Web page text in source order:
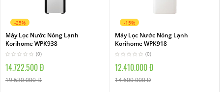
-25%
Máy Lọc Nước Nóng Lạnh
Korihome WPK938
(0)
14.722.500 Đ
19.630.000 Đ
-15%
Máy Lọc Nước Nóng Lạnh
Korihome WPK918
(0)
12.410.000 Đ
14.600.000 Đ